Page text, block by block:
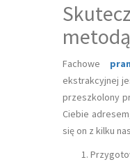
Fachowe
ekstrakcyjnej
przeszkolony
Ciebie
się on z kilku